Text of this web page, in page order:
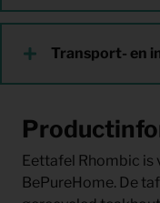
Transport- en
Eettafel Rhombic is
BePureHome. De